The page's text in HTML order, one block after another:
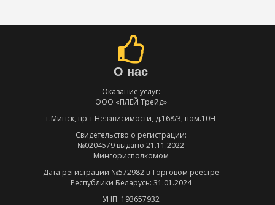
О нас
Оказание услуг:
ООО «ПЛЕЙ Трейд»
г.Минск, пр-т Независимости, д.168/3, пом.10Н
Свидетельство о регистрации:
№0204579 выдано 21.11.2022
Мингорисполкомом
Дата регистрации №572982 в Торговом реестре
Республики Беларусь: 31.01.2024
УНП: 193657932